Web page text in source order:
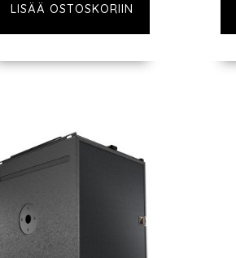
LISÄÄ OSTOSKORIIN